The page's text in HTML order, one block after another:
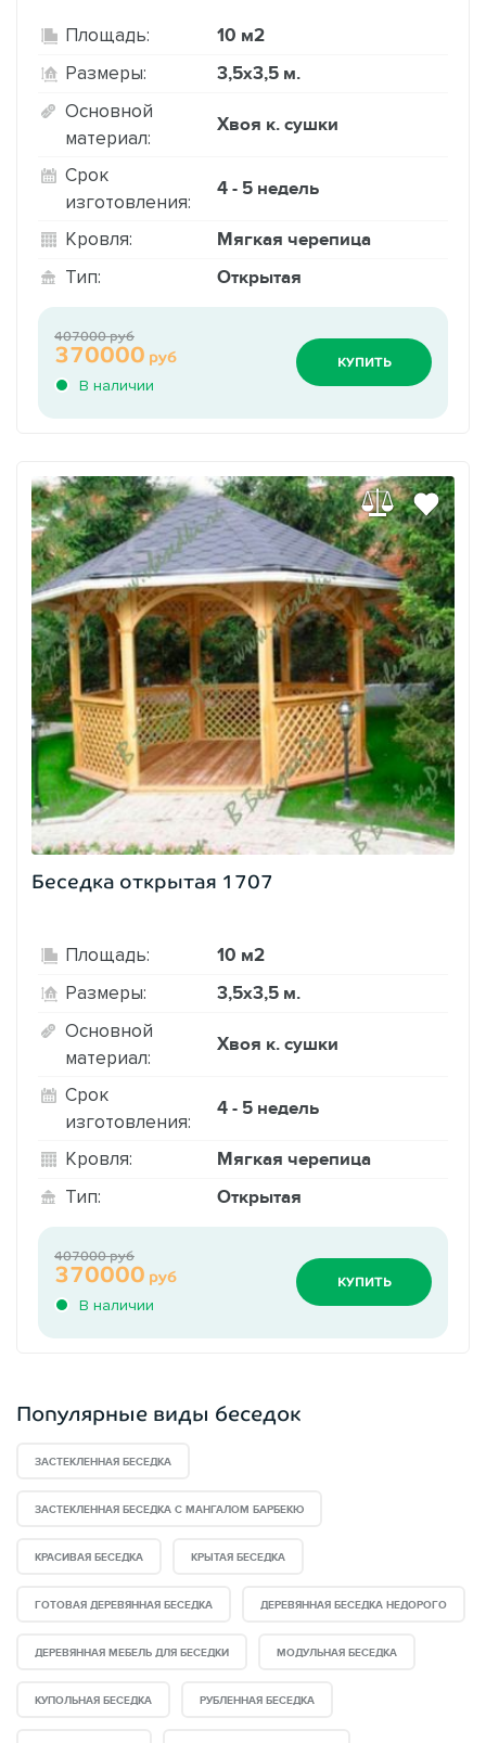
Площадь: 10 м2
Размеры: 3,5х3,5 м.
Основной
материал:
Хвоя к. сушки
Срок
изготовления:
4 - 5 недель
Кровля: Мягкая черепица
Тип: Открытая
В наличии
370000 руб
407000 руб
КУПИТЬ
Беседка открытая 1707
Площадь: 10 м2
Размеры: 3,5х3,5 м.
Основной
материал:
Хвоя к. сушки
Срок
изготовления:
4 - 5 недель
Кровля: Мягкая черепица
Тип: Открытая
В наличии
370000 руб
407000 руб
КУПИТЬ
Популярные виды беседок
ЗАСТЕКЛЕННАЯ БЕСЕДКА
ЗАСТЕКЛЕННАЯ БЕСЕДКА С МАНГАЛОМ БАРБЕКЮ
КРАСИВАЯ БЕСЕДКА КРЫТАЯ БЕСЕДКА
ГОТОВАЯ ДЕРЕВЯННАЯ БЕСЕДКА ДЕРЕВЯННАЯ БЕСЕДКА НЕДОРОГО
ДЕРЕВЯННАЯ МЕБЕЛЬ ДЛЯ БЕСЕДКИ МОДУЛЬНАЯ БЕСЕДКА
КУПОЛЬНАЯ БЕСЕДКА РУБЛЕННАЯ БЕСЕДКА